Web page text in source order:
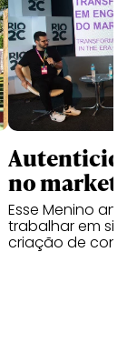
no
Esse Menino
trabalhar em
criação de